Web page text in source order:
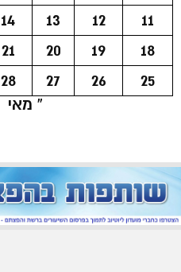
11
12
13
14
18
19
20
21
25
26
27
28
« מאי